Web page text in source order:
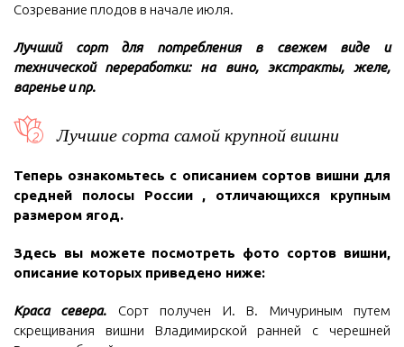
Созревание плодов в начале июля.
Лучший сорт для потребления в свежем виде и
технической переработки: на вино, экстракты, желе,
варенье и пр.
Лучшие сорта самой крупной вишни
Теперь ознакомьтесь с описанием сортов вишни для
средней полосы России , отличающихся крупным
размером ягод.
Здесь вы можете посмотреть фото сортов вишни,
описание которых приведено ниже:
Краса севера. Сорт получен И. В. Мичуриным путем
скрещивания вишни Владимирской ранней с черешней